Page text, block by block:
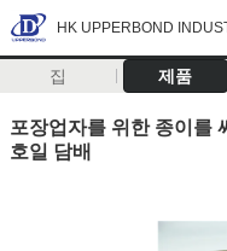
HK UPPERBOND
집 제품
포장업자를 위한 종이를
호일 담배